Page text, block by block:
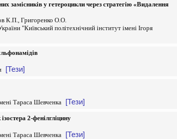
замісників у гетероцикли через стратегію «Видалення
К.П., Григоренко О.О.
"Київський політехнічний інститут імені Ігоря
[Тези]
Тараса Шевченка
[Тези]
2-фенілгліцину
Тараса Шевченка
[Тези]